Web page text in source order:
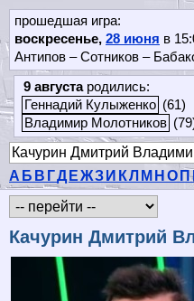
прошедшая игра:
воскресенье, 28 июня в
Антипов – Сотников –
9 августародились:
Геннадий Кулыженко (61)
Владимир Молотников
А Б В ГД ЕЖЗ И КЛ М Н О П
Качурин Дмитрий